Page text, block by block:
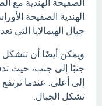
الصفيحة الهندية مع
الهندية الصفيحة
جبال الهيمالايا التي
ويمكن أيضًا أن تتشكل
جنبًا إلى جنب، حيث
إلى أعلى. عندما
تشكل الجبال.